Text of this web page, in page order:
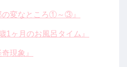
の変なところ①～③』
1ヶ月のお風呂タイム』
現象』